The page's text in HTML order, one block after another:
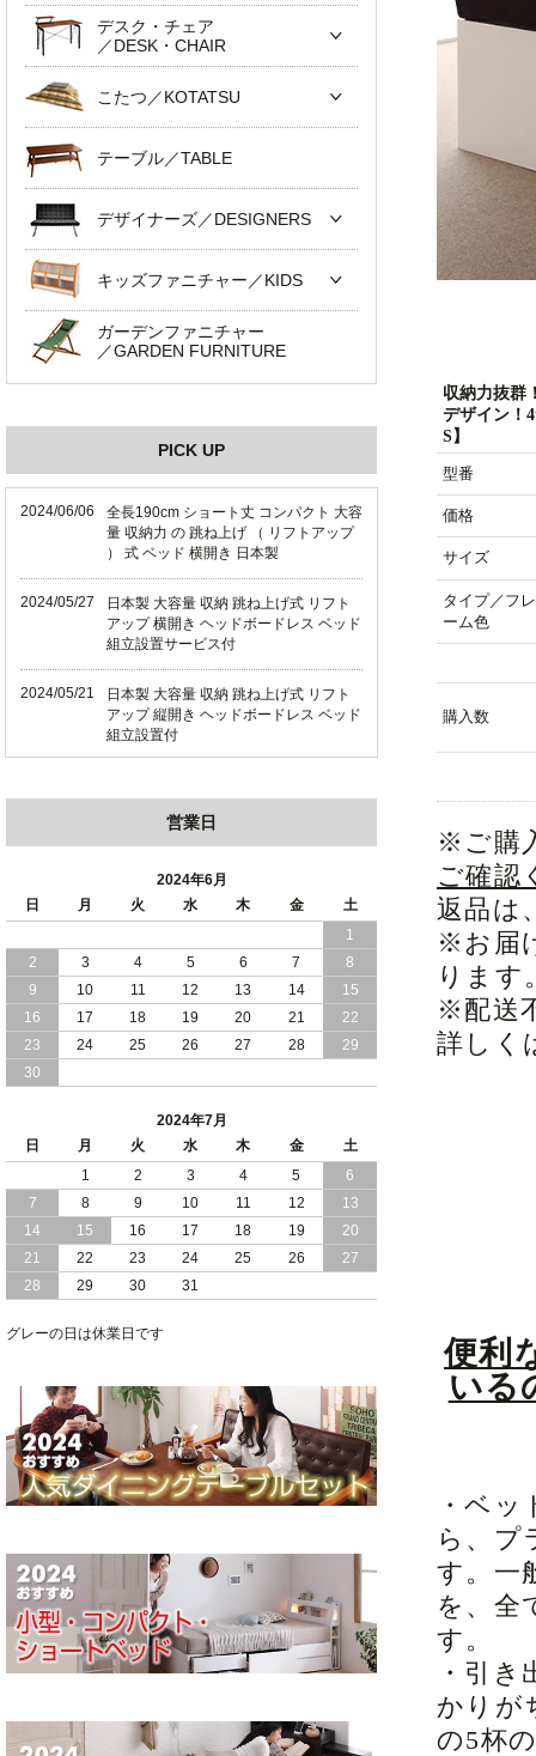
収納力抜群
デザイン！
S】
型番
価格
サイズ
タイプ／フレ
ーム色
購入数
※ご購
ご確認
返品は
※お届
ります
※配送
詳しく
便利
いる
・ベ
ら、プ
す。一
を、全
す。
・引
かりが
の5杯
デスク・チェア
／DESK・CHAIR
こたつ／KOTATSU
テーブル／TABLE
デザイナーズ／DESIGNERS
キッズファニチャー／KIDS
ガーデンファニチャー
／GARDEN FURNITURE
PICK UP
2024/06/06
全長190cm ショート丈 コンパクト 大容
量 収納力 の 跳ね上げ （ リフトアップ
） 式 ベッド 横開き 日本製
2024/05/27
日本製 大容量 収納 跳ね上げ式 リフト
アップ 横開き ヘッドボードレス ベッド
組立設置サービス付
2024/05/21
日本製 大容量 収納 跳ね上げ式 リフト
アップ 縦開き ヘッドボードレス ベッド
組立設置付
ド 組立設置 付き
日本製 収納 跳ね上げ式 リフトアップ
ベッド 縦開き ヘッドボード 組立設置サ
ービス付き
2024/04/23
すのこ の 床板 簡単 軽い コンパクトな
大容量 収納 跳ね上げ式 ベッド
2024/03/28
おすすめ クイーン キング ワイドキング
サイズ で 通気性ある すのこ仕様 大容
畳 仕様 で 敷き布団 が使える 引き出し
収納 付き 大容量 チェスト ベッド 日本
製 ヘッドボードなし
2024/02/23
畳 の 床面 で 敷き布団 で 寝られる 引き
出し 収納庫 付 大容量 チェスト ベッド
日本製
し 収納庫 付き チェスト ベッド 日本製
営業日
2024年6月
日
月 火 水 木 金
土
1
2
3 4 5 6 7
8
9
10 11 12 13 14
15
16
17 18 19 20 21
22
23
24 25 26 27 28
29
30
2024年7月
日
月 火 水 木 金
土
1
2 3 4 5
6
7
8 9 10 11 12
13
14
15 16 17 18 19
20
21
22 23 24 25 26
27
28
29 30 31
グレーの日は休業日です